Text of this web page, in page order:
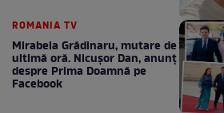
ROMANIA TV
Mirabela Grădinaru, mutare de
ultimă oră. Nicuşor Dan, anunţ
despre Prima Doamnă pe
Facebook